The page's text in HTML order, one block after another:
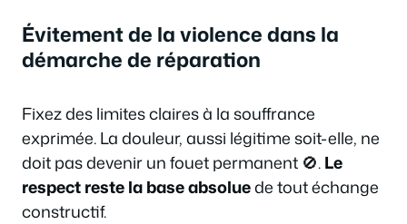
Évitement de la violence dans la
démarche de réparation
Fixez des limites claires à la souffrance
exprimée. La douleur, aussi légitime soit-elle, ne
doit pas devenir un fouet permanent 🚫.Le
respect reste la base absoluede tout échange
constructif.